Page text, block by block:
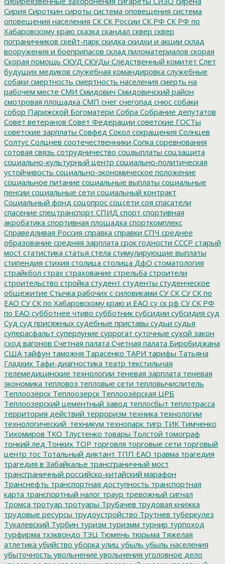
Сирия Сироткин сироты система оповещения система
оповещения населения СКСК России СК РФ СК РФ по
Хабаровскому краю сказка скандал сквер сквер
пограничников скейт-парк скидка скидки и акции склад
вооружения и боеприпасов склад пиломатериалов скорая
Скорая помощь СКУД СКУДы Следственный комитет Слет
будущих медиков служебная командировка служебные
собаки смертность смертность населения смерть на
рабочем месте СМИ Смидович Смидовичский район
смотровая площадка СМП снег снегопад снюс собаки
собор Парижской Богоматери Собра Собрание депутатов
Совет ветеранов Совет Федерации советские ГОСТы
советские зарплаты Совфед Сокол сокращения Солнцев
Солтус Солцнев соотечественники Сопка соревнования
сотовая связь сотрудничество соцвыплаты соцзащита
социально-культурный центр социально-политическая
устойчивость социально-экономическое положение
социальное питание социальные выплаты социальные
пенсии социальные сети социальный контракт
Социальный фонд соцопрос соцсети соя спасатели
спасение спецтранспорт СПИД спорт спортивная
акробатика спортивная площадка спорткомплекс
Справедливая Россия справка справки СПЧ среднее
образование средняя зарплата срок годности СССР старый
мост статистика статья стела стимулирующие выплаты
стипендия стихия столица столица ДфО стоматология
страйкбол страх страхование стрельба строители
строительство стройка студент студенты студенческое
общежитие Стычка рабочих с силовиками СУ СКСУ СК по
ЕАО СУ СК по Хабаровскому краю и ЕАО су ск рф СУ СК РФ
по ЕАО субботнее чтиво субботник субсидии субсидия суд
Суд суд присяжных судебные приставы судьи судья
суперасфальт суперлуние суррогат суточные сухой закон
сход вагонов Счетная палата Счетная палата Биробиджана
СШАтайфун таможня Тарасенко ТАРИ тарифы Татьяна
Гладких Тафи-диагностика театр текстильная
телемедицинские технологии теневая зарплата теневая
экономика тепловоз тепловые сети тепловычислитель
Теплоозёрск Теплоозерск Теплоозёрская ЦРБ
Теплоозерский цементный завод теплосбыт теплотрасса
территория действий терроризм техника технологии
технологический_техникум технопарк тигр ТИКТимченко
Тихомиров ТКО Тлустенко товары Толстой томограф
тонкий лед Тонких ТОР торговля торговые сети торговый
центр тос Тотальный диктант ТПП ЕАО травма трагедия
трагедия в Забайкалье трансграничный мост
трансграничный российско-китайский марафон
Транснефть транспортная доступность транспортная
карта транспортный налог траур тревожный сигнал
Тромса тротуар тротуары Трубачев трудовая книжка
трудовые ресурсы трудоустройство Трутнев туберкулез
Тукалевский Турбин туризм туризмм турнир турпоход
турфирма тхэквондо ТЭЦ Тюмень тюрьма Тяжелая
атлетика убийство уборка улиц убыль убыль населения
убыточность увольнение увольнения уголовное дело